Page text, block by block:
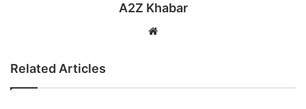
A2Z Khabar
Related Articles